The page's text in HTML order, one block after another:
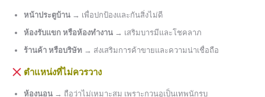
หน้าประตูบ้าน → เพื่อปกป้องและกันสิ่งไม่ดี
ห้องรับแขก หรือห้องทำงาน → เสริมบารมีและโชคลาภ
ร้านค้า หรือบริษัท → ส่งเสริมการค้าขายและความน่าเชื่อถือ
ตำแหน่งที่ไม่ควรวาง
ห้องนอน → ถือว่าไม่เหมาะสม เพราะกวนอูเป็นเทพนักรบ